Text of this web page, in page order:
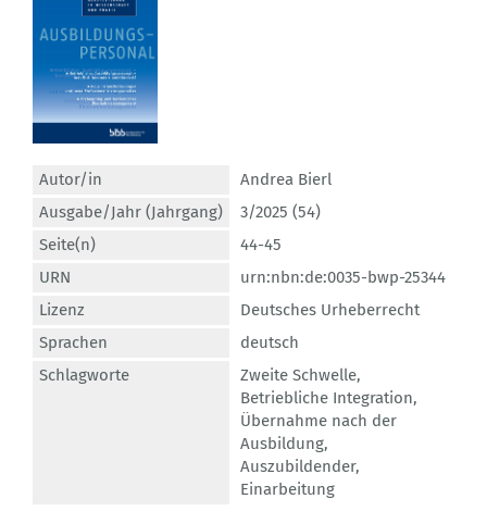
Autor/in
Andrea Bierl
Ausgabe/Jahr (Jahrgang)
3/2025 (54)
Seite(n)
44-45
URN
urn:nbn:de:0035-bwp-25344
Lizenz
Deutsches Urheberrecht
Sprachen
deutsch
Schlagworte
Zweite Schwelle,
Betriebliche Integration,
Übernahme nach der
Ausbildung,
Auszubildender,
Einarbeitung